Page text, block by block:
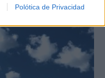
Polótica de Privacidad